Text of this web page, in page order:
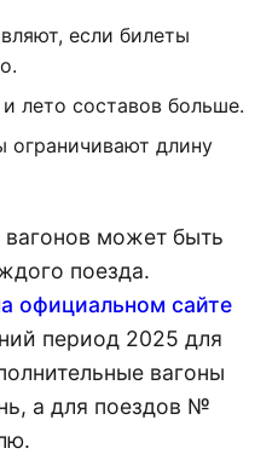
если билеты
лето составов больше.
длину
вагонов может быть
поезда.
официальном сайте
период 2025 для
вагоны
а для поездов №